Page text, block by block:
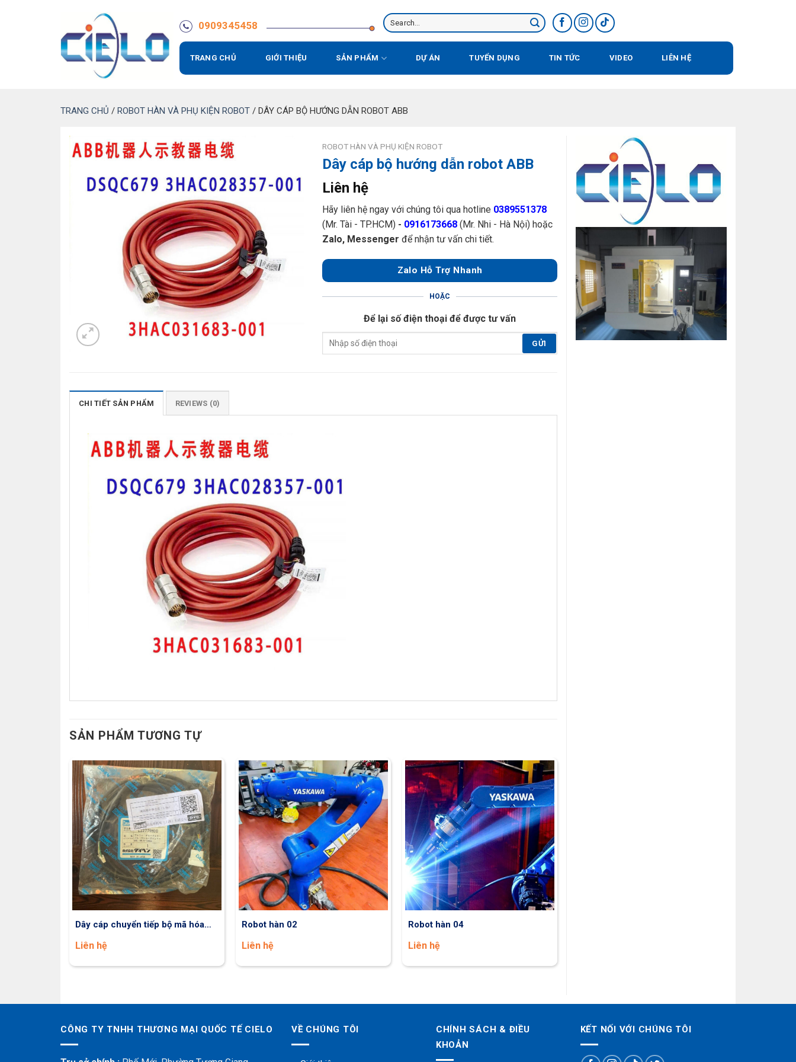
0909345458
Search
for:
TRANG CHỦ GIỚI THIỆU SẢN PHẨM DỰ ÁN TUYỂN DỤNG TIN TỨC VIDEO LIÊN HỆ
TRANG CHỦ / ROBOT HÀN VÀ PHỤ KIỆN ROBOT / DÂY CÁP BỘ HƯỚNG DẪN ROBOT ABB
ROBOT HÀN VÀ PHỤ KIỆN ROBOT
Dây cáp bộ hướng dẫn robot ABB
Liên hệ
Hãy liên hệ ngay với chúng tôi qua hotline 0389551378
(Mr. Tài - TP.HCM) - 0916173668 (Mr. Nhi - Hà Nội) hoặc
Zalo, Messenger để nhận tư vấn chi tiết.
Zalo Hỗ Trợ Nhanh
HOẶC
Để lại số điện thoại để được tư vấn
CHI TIẾT SẢN PHẨM REVIEWS (0)
SẢN PHẨM TƯƠNG TỰ
Dây cáp chuyển tiếp bộ mã hóa
Liên hệ
Robot hàn 02
Liên hệ
Robot hàn 04
Liên hệ
CÔNG TY TNHH THƯƠNG MẠI QUỐC TẾ CIELO VỀ CHÚNG TÔI
CHÍNH SÁCH & ĐIỀU
KHOẢN
KẾT NỐI VỚI CHÚNG TÔI